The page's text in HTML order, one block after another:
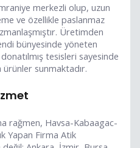
merkezli olup, uzun
ve özellikle paslanmaz
Üretimden
bünyesinde yöneten
tesisleri sayesinde
sunmaktadır.
rağmen, Havsa-Kabaagac-
Yapan Firma Atik